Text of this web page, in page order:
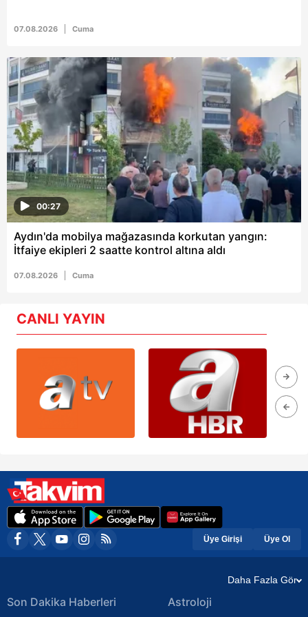
07.08.2026 Cuma
00:27
Aydın'da mobilya mağazasında korkutan yangın:
İtfaiye ekipleri 2 saatte kontrol altına aldı
07.08.2026 Cuma
CANLI YAYIN
Üye Girişi Üye Ol
Daha Fazla Gör
Son Dakika Haberleri Astroloji